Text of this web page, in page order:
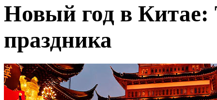
Новый год в Китае:
праздника